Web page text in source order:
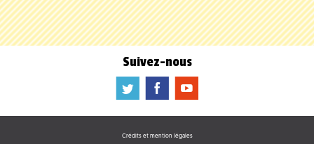
Suivez-nous
a b f
Crédits et mention légales